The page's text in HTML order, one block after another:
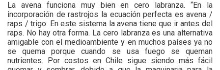
La avena funciona muy bien en cero labranza. “En la
incorporación de rastrojos la ecuación perfecta es avena /
raps / trigo. En este sistema la avena tiene que ir antes del
raps. No hay otra forma. La cero labranza es una alternativa
amigable con el medioambiente y en muchos países ya no
se quema porque cuando se usa fuego se queman
nutrientes. Por costos en Chile sigue siendo más fácil